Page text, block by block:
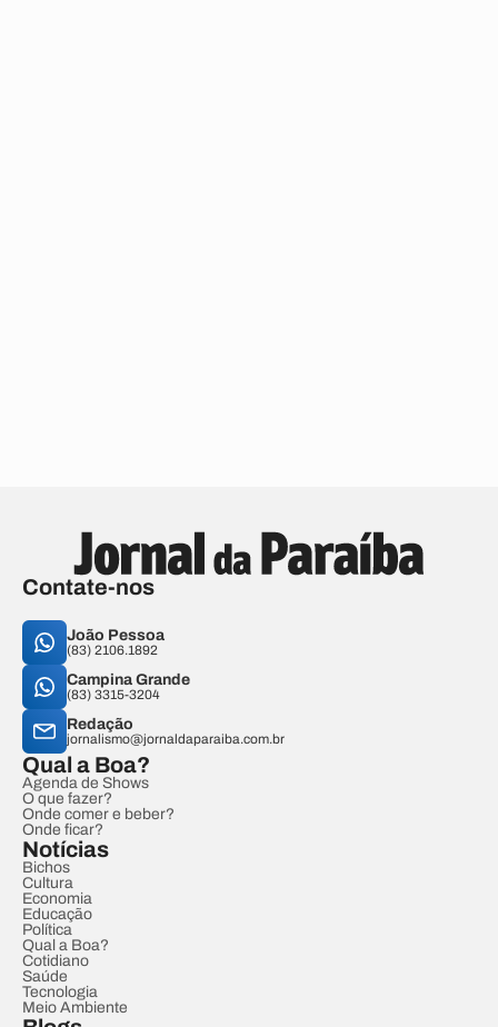
Contate-nos
João Pessoa
(83) 2106.1892
Campina Grande
(83) 3315-3204
Redação
jornalismo@jornaldaparaiba.com.br
Qual a Boa?
Agenda de Shows
O que fazer?
Onde comer e beber?
Onde ficar?
Notícias
Bichos
Cultura
Economia
Educação
Política
Qual a Boa?
Cotidiano
Saúde
Tecnologia
Meio Ambiente